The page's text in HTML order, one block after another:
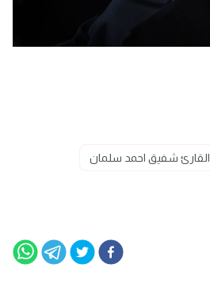
القارئ شفيق احمد سلمان